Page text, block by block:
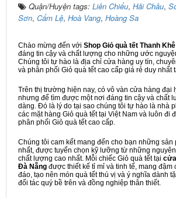
Quận/Huyện tags: Liên Chiểu, Hải Châu,
Sơn, Cẩm Lệ, Hoà Vang, Hoàng Sa
Chào mừng đến với Shop Giỏ quà tết Thanh
đáng tin cậy và chất lượng cho những ước
Chúng tôi tự hào là địa chỉ cửa hàng uy tín,
và phân phối Giỏ quà tết cao cấp giá rẻ duy nhất
Trên thị trường hiện nay, có vô vàn cửa hàng đại
nhưng để tìm được một nơi đáng tin cậy và chất
dàng. Đó là lý do tại sao chúng tôi tự hào là nhà
các mặt hàng Giỏ quà tết tại Việt Nam và luôn đi
phân phối Giỏ quà tết cao cấp.
Chúng tôi cam kết mang đến cho bạn những sản
nhất, được tuyển chọn kỹ lưỡng từ những
chất lượng cao nhất. Mỗi chiếc Giỏ quà tết tại
Đà Nẵng được thiết kế tỉ mỉ và tinh tế, mang đậm
đáo, tạo nên món quà tết thú vị và ý nghĩa dành
đối tác quý bề trên và đồng nghiệp thân thiết.